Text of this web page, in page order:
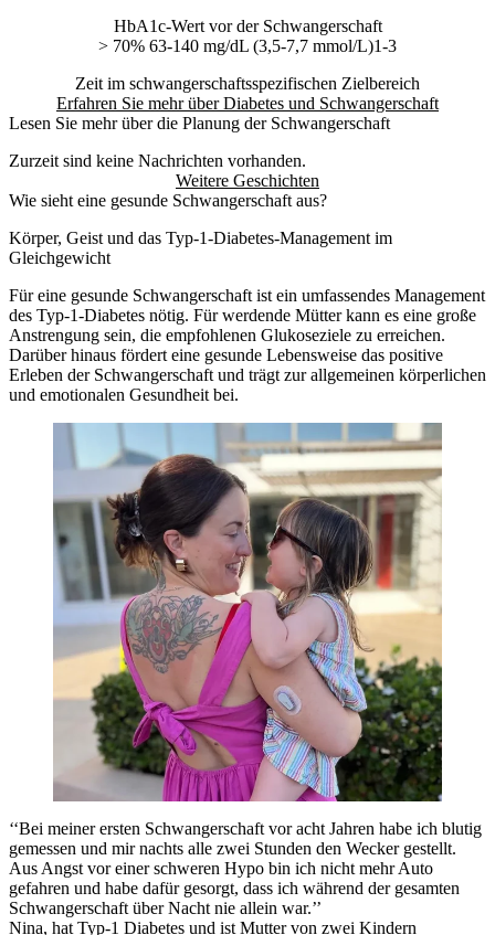
HbA1c-Wert vor der Schwangerschaft
> 70% 63-140 mg/dL (3,5-7,7 mmol/L)1-3
Zeit im schwangerschaftsspezifischen Zielbereich
Erfahren Sie mehr über Diabetes und Schwangerschaft
Lesen Sie mehr über die Planung der Schwangerschaft
Zurzeit sind keine Nachrichten vorhanden.
Weitere Geschichten
Wie sieht eine gesunde Schwangerschaft aus?
Körper, Geist und das Typ-1-Diabetes-Management im
Gleichgewicht
Für eine gesunde Schwangerschaft ist ein umfassendes Management
des Typ-1-Diabetes nötig. Für werdende Mütter kann es eine große
Anstrengung sein, die empfohlenen Glukoseziele zu erreichen.
Darüber hinaus fördert eine gesunde Lebensweise das positive
Erleben der Schwangerschaft und trägt zur allgemeinen körperlichen
und emotionalen Gesundheit bei.
‘‘Bei meiner ersten Schwangerschaft vor acht Jahren habe ich blutig
gemessen und mir nachts alle zwei Stunden den Wecker gestellt.
Aus Angst vor einer schweren Hypo bin ich nicht mehr Auto
gefahren und habe dafür gesorgt, dass ich während der gesamten
Schwangerschaft über Nacht nie allein war.’’
Nina, hat Typ-1 Diabetes und ist Mutter von zwei Kindern